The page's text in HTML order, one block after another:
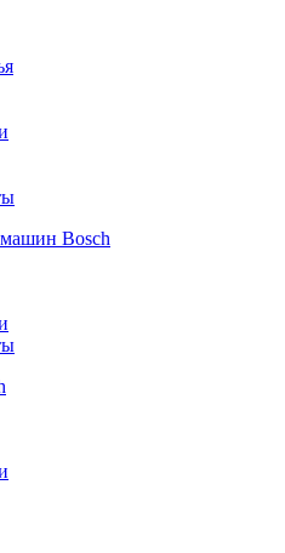
Bosch